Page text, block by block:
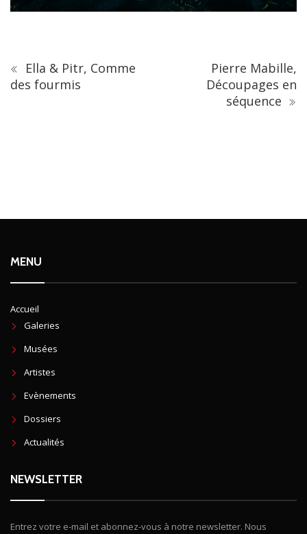
Ella & Pitr, Comme
des fourmis
Pierre Mabille,
Découpages en
séquence
MENU
Accueil
Galeries
Musées
Artistes
Evènements
Dossiers
Actualités
NEWSLETTER
Entrez votre e-mail et abonnez-vous à notre newsletter. Nous